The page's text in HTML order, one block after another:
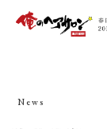
News